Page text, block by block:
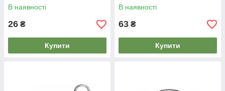
В наявності
26 ₴
Купити
В наявності
63 ₴
Купити